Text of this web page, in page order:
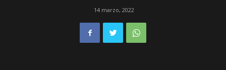
14 marzo, 2022